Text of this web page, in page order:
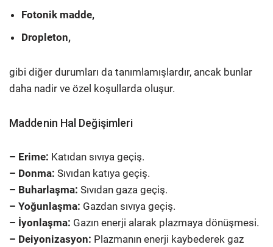
Fotonik madde,
Dropleton,
gibi diğer durumları da tanımlamışlardır, ancak bunlar
daha nadir ve özel koşullarda oluşur​.
Maddenin Hal Değişimleri
– Erime: Katıdan sıvıya geçiş.
– Donma: Sıvıdan katıya geçiş.
– Buharlaşma: Sıvıdan gaza geçiş.
– Yoğunlaşma: Gazdan sıvıya geçiş.
– İyonlaşma: Gazın enerji alarak plazmaya dönüşmesi.
– Deiyonizasyon: Plazmanın enerji kaybederek gaz